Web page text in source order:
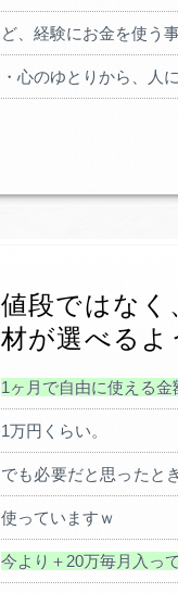
ど、経験にお金を使う
・心のゆとりから、人
値段ではなく
材が選べるよ
1ヶ月で自由に使える金
1万円くらい。
でも必要だと思ったと
使っていますｗ
今より＋20万毎月入っ